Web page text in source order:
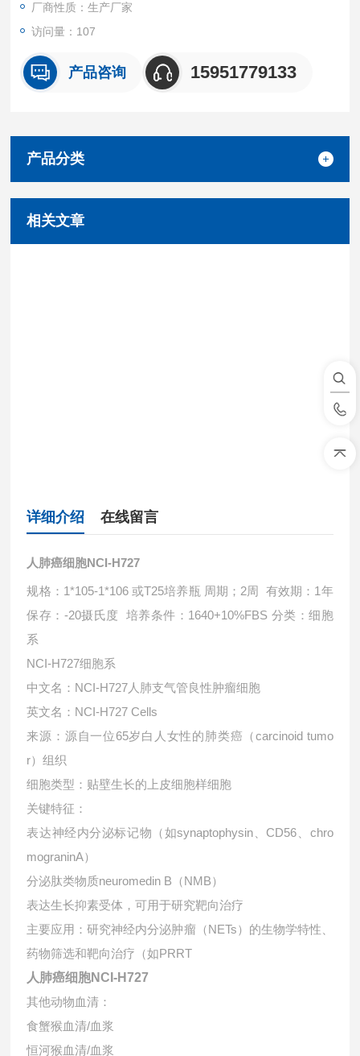
厂商性质：生产厂家
访问量：107
产品咨询 15951779133
产品分类
相关文章
详细介绍 在线留言
人肺癌细胞NCI-H727
规格：1*105-1*106 或T25培养瓶 周期；2周 有效期：1年
保存：-20摄氏度 培养条件：1640+10%FBS 分类：细胞
系
‌NCI-H727细胞系‌
中文名‌：NCI-H727人肺支气管良性肿瘤细胞
英文名‌：NCI-H727 Cells
来源‌：源自一位65岁白人女性的‌肺类癌（carcinoid tumo
r）‌组织
细胞类型‌：贴壁生长的上皮细胞样细胞
关键特征‌：
表达神经内分泌标记物（如synaptophysin、CD56、chro
mograninA）
分泌肽类物质neuromedin B（NMB）
表达生长抑素受体，可用于研究靶向治疗
‌主要应用‌：研究神经内分泌肿瘤（NETs）的生物学特性、
药物筛选和靶向治疗（如PRRT
人肺癌细胞NCI-H727
其他动物血清：
食蟹猴血清/血浆
恒河猴血清/血浆